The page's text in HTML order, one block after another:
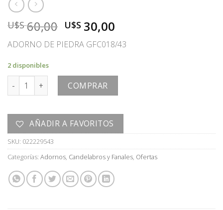
U$S60,00 El
precio
original
U$S
60,00.
U$S 30,00
precio
actual
U$S
ADORNO DE PIEDRA GFC018/43
2 disponibles
ADORNO cantidadCOMPRAR
AÑADIR A FAVORITOS
SKU: 022229543
Categorías: Adornos, Candelabros y Fanales, Ofertas